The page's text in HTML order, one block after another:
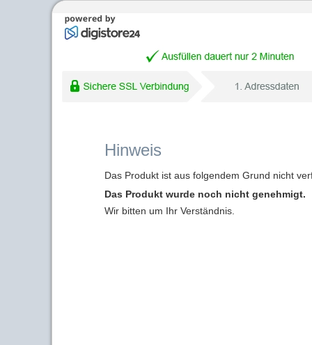
Hinweis
Das Produkt ist aus folgendem Grund nicht
Das Produkt wurde noch nicht genehmigt.
Wir bitten um Ihr Verständnis.